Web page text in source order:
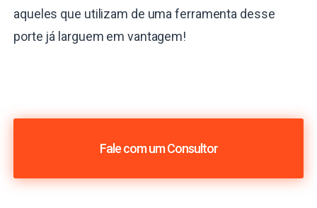
aqueles que utilizam de uma ferramenta desse
porte já larguem em vantagem!
Fale com um Consultor